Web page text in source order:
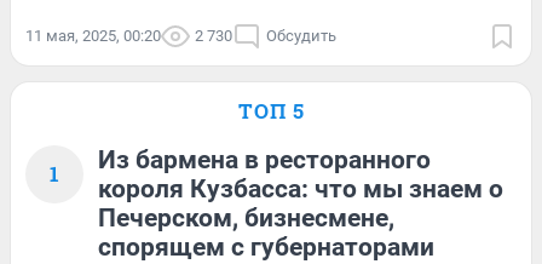
11 мая, 2025, 00:20 2 730 Обсудить
ТОП 5
1
Из бармена в ресторанного
короля Кузбасса: что мы знаем о
Печерском, бизнесмене,
спорящем с губернаторами